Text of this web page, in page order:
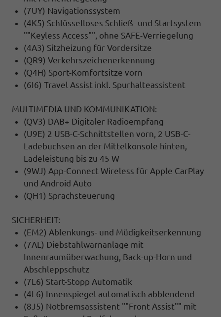
(7UY) Navigationssystem
(4K5) Schlüsselloses Schließ- und Startsystem
""Keyless Access"", ohne SAFE-Verriegelung
(4A3) Sitzheizung für Vordersitze
(QR9) Verkehrszeichenerkennung
(Q4H) Sport-Komfortsitze vorn
(6I6) Travel Assist inkl. Spurhalteassistent
MULTIMEDIA UND KOMMUNIKATION:
(QV3) DAB+ Digitaler Radioempfang
(U9E) 2 USB-C-Schnittstellen vorn, 2 USB-C-
Ladebuchsen an der Mittelkonsole hinten,
Ladeleistung bis zu 45 W
(9WJ) App-Connect Wireless für Apple CarPlay
und Android Auto
(QH1) Sprachsteuerung
SICHERHEIT:
(EM2) Ablenkungs- und Müdigkeitserkennung
(7AL) Diebstahlwarnanlage mit
Innenraumüberwachung, Back-up-Horn und
Abschleppschutz
(7L6) Start-Stopp Automatik
(4L6) Innenspiegel automatisch abblendend
(8J5) Notbremsassistent ""Front Assist"" mit